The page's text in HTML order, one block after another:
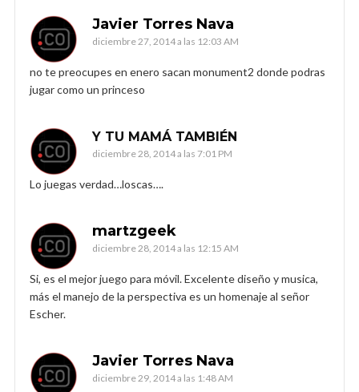
Javier Torres Nava
diciembre 27, 2014 a las 12:03 AM
no te preocupes en enero sacan monument2 donde podras
jugar como un princeso
Y TU MAMÁ TAMBIÉN
diciembre 28, 2014 a las 7:01 PM
Lo juegas verdad…loscas….
martzgeek
diciembre 28, 2014 a las 12:15 AM
Si, es el mejor juego para móvil. Excelente diseño y musica,
más el manejo de la perspectiva es un homenaje al señor
Escher.
Javier Torres Nava
diciembre 29, 2014 a las 1:48 AM